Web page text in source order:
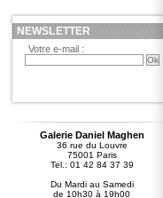
NEWSLETTER
Votre e-mail :
Galerie Daniel Maghen
36 rue du Louvre
75001 Paris
Tel.: 01 42 84 37 39
Du Mardi au Samedi
de 10h30 à 19h00